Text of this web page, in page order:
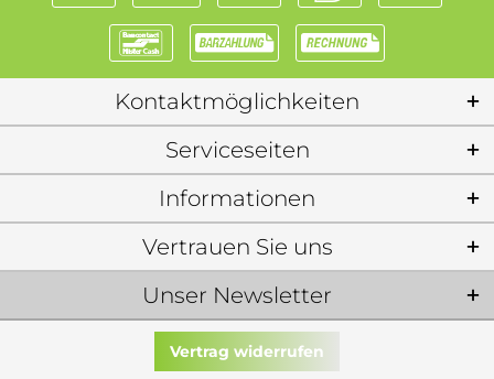
Kontaktmöglichkeiten
Serviceseiten
Informationen
Unser Newsletter
Vertrauen Sie uns
Vertrag widerrufen